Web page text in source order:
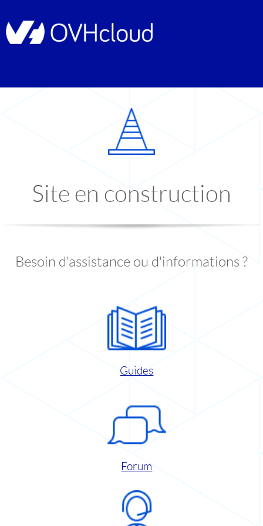
Site en construction
Besoin d'assistance ou d'informations ?
Guides
Forum